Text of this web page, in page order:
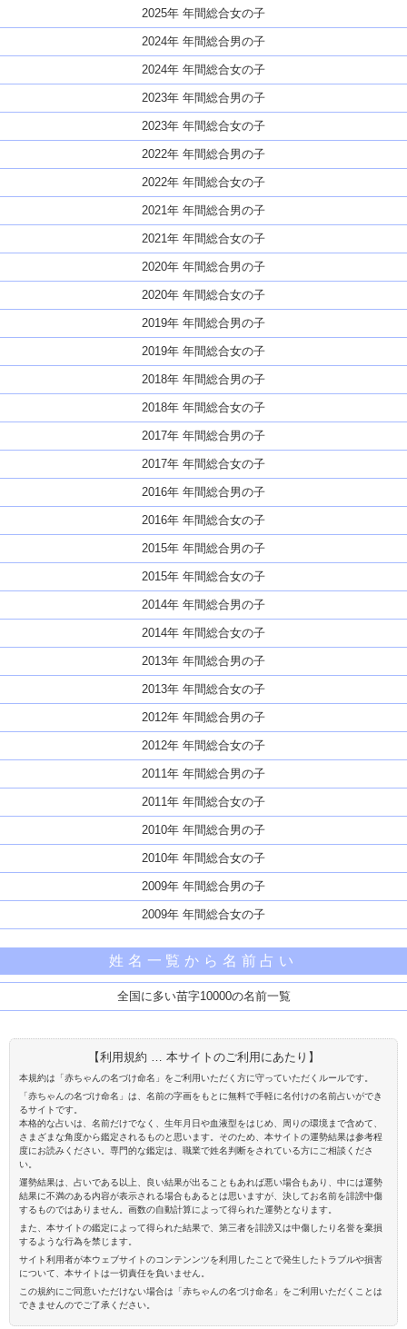
2025年 年間総合女の子
2024年 年間総合男の子
2024年 年間総合女の子
2023年 年間総合男の子
2023年 年間総合女の子
2022年 年間総合男の子
2022年 年間総合女の子
2021年 年間総合男の子
2021年 年間総合女の子
2020年 年間総合男の子
2020年 年間総合女の子
2019年 年間総合男の子
2019年 年間総合女の子
2018年 年間総合男の子
2018年 年間総合女の子
2017年 年間総合男の子
2017年 年間総合女の子
2016年 年間総合男の子
2016年 年間総合女の子
2015年 年間総合男の子
2015年 年間総合女の子
2014年 年間総合男の子
2014年 年間総合女の子
2013年 年間総合男の子
2013年 年間総合女の子
2012年 年間総合男の子
2012年 年間総合女の子
2011年 年間総合男の子
2011年 年間総合女の子
2010年 年間総合男の子
2010年 年間総合女の子
2009年 年間総合男の子
2009年 年間総合女の子
姓名一覧から名前占い
全国に多い苗字10000の名前一覧
【利用規約 … 本サイトのご利用にあたり】
本規約は「赤ちゃんの名づけ命名」をご利用いただく方に守っていただくルールです。
「赤ちゃんの名づけ命名」は、名前の字画をもとに無料で手軽に名付けの名前占いができ
るサイトです。
本格的な占いは、名前だけでなく、生年月日や血液型をはじめ、周りの環境まで含めて、
さまざまな角度から鑑定されるものと思います。そのため、本サイトの運勢結果は参考程
度にお読みください。専門的な鑑定は、職業で姓名判断をされている方にご相談くださ
い。
運勢結果は、占いである以上、良い結果が出ることもあれば悪い場合もあり、中には運勢
結果に不満のある内容が表示される場合もあるとは思いますが、決してお名前を誹謗中傷
するものではありません。画数の自動計算によって得られた運勢となります。
また、本サイトの鑑定によって得られた結果で、第三者を誹謗又は中傷したり名誉を棄損
するような行為を禁じます。
サイト利用者が本ウェブサイトのコンテンンツを利用したことで発生したトラブルや損害
について、本サイトは一切責任を負いません。
この規約にご同意いただけない場合は「赤ちゃんの名づけ命名」をご利用いただくことは
できませんのでご了承ください。